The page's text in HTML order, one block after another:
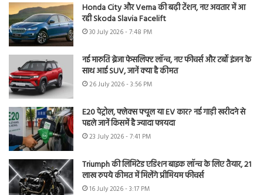
Honda City और Verna की बढ़ी टेंशन, नए अवतार में आ
रही Skoda Slavia Facelift
30 July 2026 - 7:48 PM
नई मारुति ब्रेजा फेसलिफ्ट लॉन्च, नए फीचर्स और टर्बो इंजन के
साथ आई SUV, जानें क्या है कीमत
26 July 2026 - 3:56 PM
E20 पेट्रोल, फ्लेक्स फ्यूल या EV कार? नई गाड़ी खरीदने से
पहले जानें किसमें है ज्यादा फायदा
23 July 2026 - 7:41 PM
Triumph की लिमिटेड एडिशन बाइक लॉन्च के लिए तैयार, 21
लाख रुपये कीमत में मिलेंगे प्रीमियम फीचर्स
16 July 2026 - 3:17 PM